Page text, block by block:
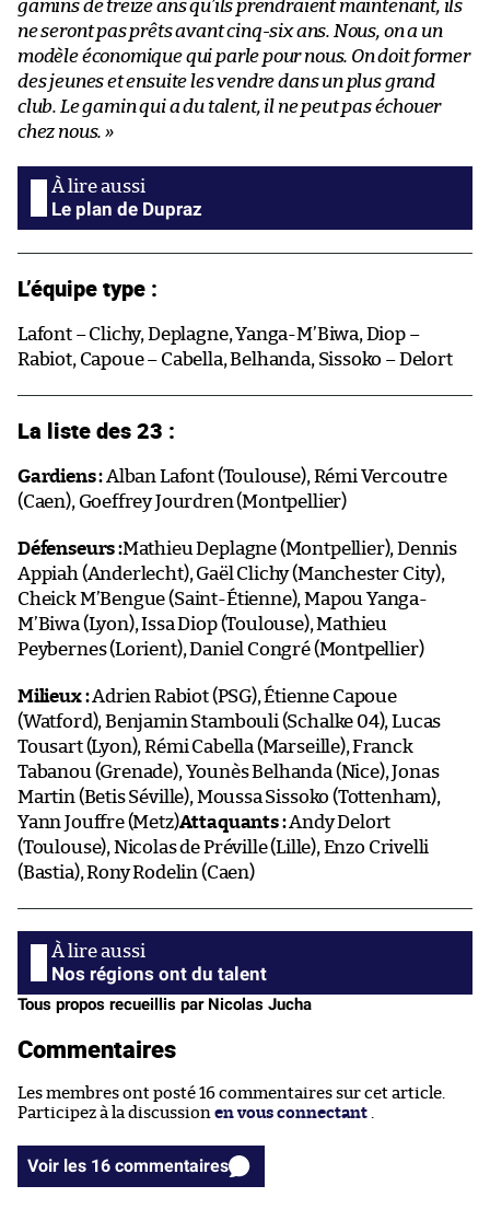
gamins de treize ans qu’ils prendraient maintenant, ils
ne seront pas prêts avant cinq-six ans. Nous, on a un
modèle économique qui parle pour nous. On doit former
des jeunes et ensuite les vendre dans un plus grand
club. Le gamin qui a du talent, il ne peut pas échouer
chez nous. »
Le plan de Dupraz
L’équipe type :
Lafont – Clichy, Deplagne, Yanga-M’Biwa, Diop –
Rabiot, Capoue – Cabella, Belhanda, Sissoko – Delort
La liste des 23 :
Gardiens :Alban Lafont (Toulouse), Rémi Vercoutre
(Caen), Goeffrey Jourdren (Montpellier)
Défenseurs :Mathieu Deplagne (Montpellier), Dennis
Appiah (Anderlecht), Gaël Clichy (Manchester City),
Cheick M’Bengue (Saint-Étienne), Mapou Yanga-
M’Biwa (Lyon), Issa Diop (Toulouse), Mathieu
Peybernes (Lorient), Daniel Congré (Montpellier)
Milieux :Adrien Rabiot (PSG), Étienne Capoue
(Watford), Benjamin Stambouli (Schalke 04), Lucas
Tousart (Lyon), Rémi Cabella (Marseille), Franck
Tabanou (Grenade), Younès Belhanda (Nice), Jonas
Martin (Betis Séville), Moussa Sissoko (Tottenham),
Yann Jouffre (Metz)Attaquants :Andy Delort
(Toulouse), Nicolas de Préville (Lille), Enzo Crivelli
(Bastia), Rony Rodelin (Caen)
Nos régions ont du talent
Tous propos recueillis par Nicolas Jucha
Commentaires
Les membres ont posté 16 commentaires sur cet article.
Participez à la discussion en vous connectant .
Voir les 16 commentaires